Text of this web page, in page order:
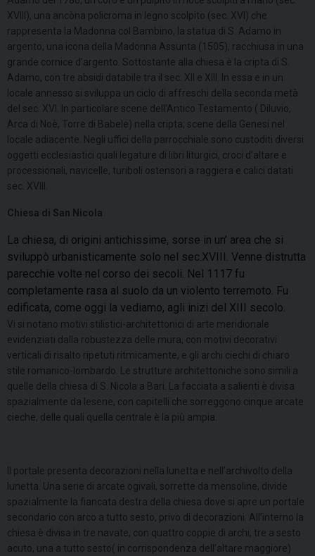
XVIII), una ancòna policroma in legno scolpito (sec. XVI) che
rappresenta la Madonna col Bambino, la statua di S. Adamo in
argento, una icona della Madonna Assunta (1505), racchiusa in una
grande cornice d’argento. Sottostante alla chiesa è la cripta di S.
Adamo, con tre absidi databile tra il sec. XII e XIII. In essa e in un
locale annesso si sviluppa un ciclo di affreschi della seconda metà
del sec. XVI. In particolare scene dell’Antico Testamento ( Diluvio,
Arca di Noè, Torre di Babele) nella cripta; scene della Genesi nel
locale adiacente. Negli uffici della parrocchiale sono custoditi diversi
oggetti ecclesiastici quali legature di libri liturgici, croci d’altare e
processionali, navicelle, turiboli ostensori a raggiera e calici datati
sec. XVIII.
Chiesa di San Nicola
La chiesa, di origini antichissime, sorse in un’ area che si
sviluppò urbanisticamente solo nel sec.XVIII. Venne distrutta
parecchie volte nel corso dei secoli. Nel 1117 fu
completamente rasa al suolo da un violento terremoto. Fu
edificata, come oggi la vediamo, agli inizi del XIII secolo.
Vi si notano motivi stilistici-architettonici di arte meridionale
evidenziati dalla robustezza delle mura, con motivi decorativi
verticali di risalto ripetuti ritmicamente, e gli archi ciechi di chiaro
stile romanico-lombardo. Le strutture architettoniche sono simili a
quelle della chiesa di S. Nicola a Bari. La facciata a salienti è divisa
spazialmente da lesene, con capitelli che sorreggono cinque arcate
cieche, delle quali quella centrale è la più ampia.
Il portale presenta decorazioni nella lunetta e nell’archivolto della
lunetta. Una serie di arcate ogivali, sorrette da mensoline, divide
spazialmente la fiancata destra della chiesa dove si apre un portale
secondario con arco a tutto sesto, privo di decorazioni. All’interno la
chiesa è divisa in tre navate, con quattro coppie di archi, tre a sesto
acuto, una a tutto sesto( in corrispondenza dell’altare maggiore)